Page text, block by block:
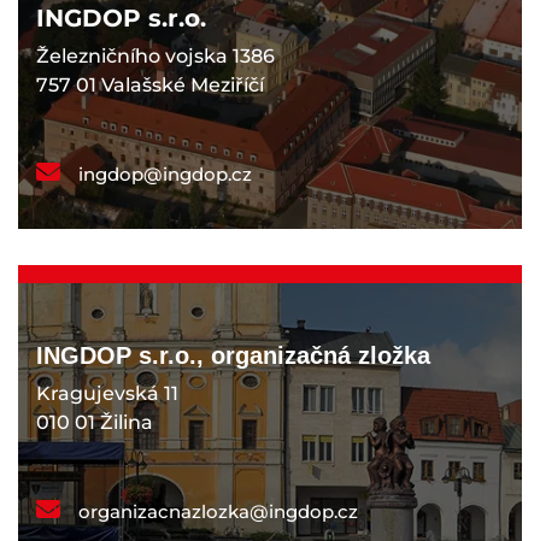
INGDOP s.r.o.
Železničního vojska 1386
757 01 Valašské Meziříčí
ingdop@ingdop.cz
INGDOP s.r.o., organizačná zložka
Kragujevská 11
010 01 Žilina
organizacnazlozka@ingdop.cz